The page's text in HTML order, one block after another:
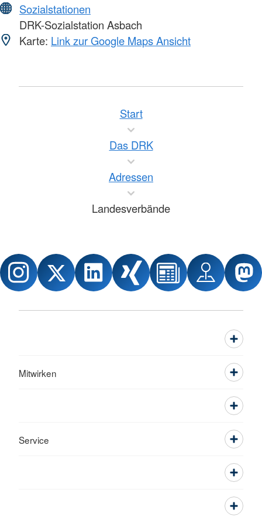
Sozialstationen
DRK-Sozialstation Asbach
Karte: Link zur Google Maps Ansicht
Start
Das DRK
Adressen
Landesverbände
Mitwirken
Service